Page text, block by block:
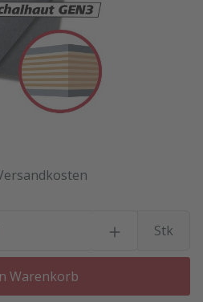
Stk
Warenkorb